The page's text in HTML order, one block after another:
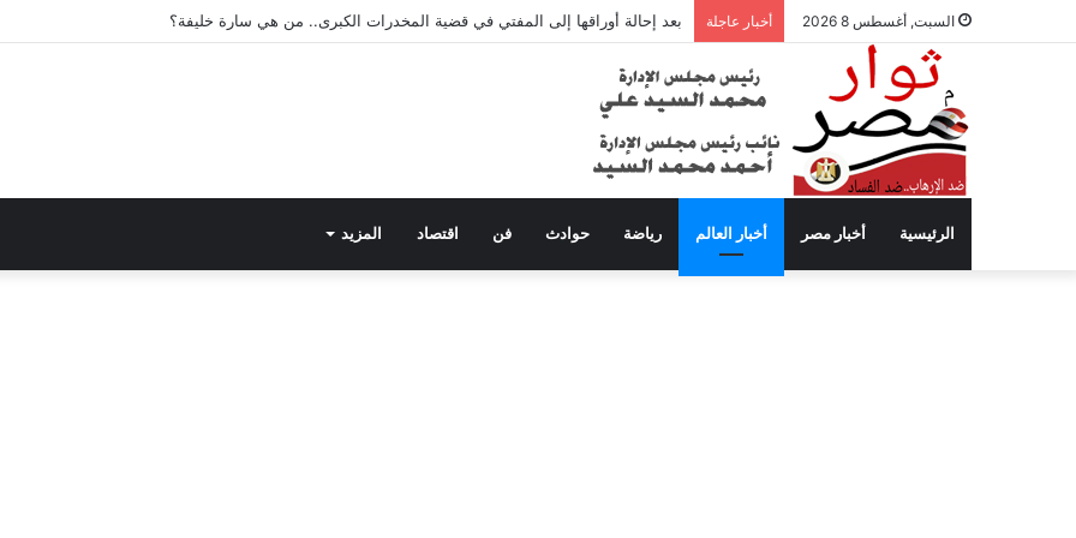
السبت, أغسطس 8 2026 أخبار عاجلة 3 لاعبين يخطفون أنظار عموتة في الأهلي
الرئيسية أخبار مصر أخبار العالم رياضة حوادث فن اقتصاد المزيد